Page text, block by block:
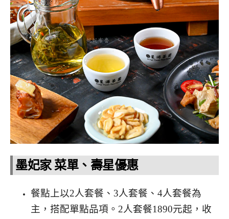
墨妃家 菜單、壽星優惠
餐點上以2人套餐、3人套餐、4人套餐為
主，搭配單點品項。2人套餐1890元起，收